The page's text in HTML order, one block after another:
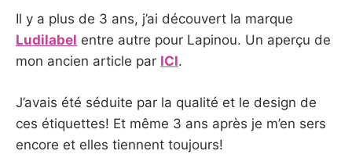
Il y a plus de 3 ans, j’ai découvert la marque
Ludilabel entre autre pour Lapinou. Un aperçu de
mon ancien article par ICI.
J’avais été séduite par la qualité et le design de
ces étiquettes! Et même 3 ans après je m’en sers
encore et elles tiennent toujours!